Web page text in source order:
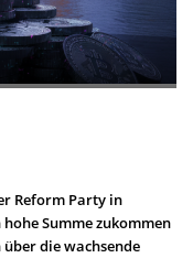
Reform Party in
Summe zukommen
die wachsende